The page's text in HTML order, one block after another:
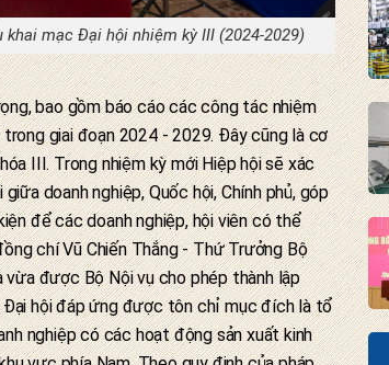
khai mạc Đại hội nhiệm kỳ III (2024-2029)
bao gồm báo cáo các công tác nhiệm
giai đoạn 2024 - 2029. Đây cũng là cơ
III. Trong nhiệm kỳ mới Hiệp hội sẽ xác
doanh nghiệp, Quốc hội, Chính phủ, góp
để các doanh nghiệp, hội viên có thể
chí Vũ Chiến Thắng - Thứ Trưởng Bộ
vừa được Bộ Nội vụ cho phép thành lập
Đại hội đáp ứng được tôn chỉ mục đích là tổ
nghiệp có các hoạt động sản xuất kinh